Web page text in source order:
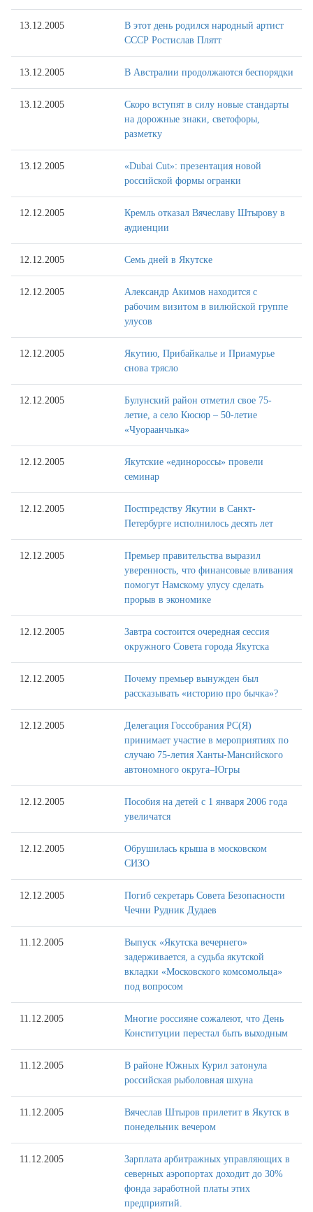
13.12.2005
В этот день родился народный артист
СССР Ростислав Плятт
13.12.2005 В Австралии продолжаются беспорядки
13.12.2005
Скоро вступят в силу новые стандарты
на дорожные знаки, светофоры,
разметку
13.12.2005
«Dubai Cut»: презентация новой
российской формы огранки
12.12.2005
Кремль отказал Вячеславу Штырову в
аудиенции
12.12.2005 Семь дней в Якутске
12.12.2005
Александр Акимов находится с
рабочим визитом в вилюйской группе
улусов
12.12.2005
Якутию, Прибайкалье и Приамурье
снова трясло
12.12.2005
Булунский район отметил свое 75-
летие, а село Кюсюр – 50-летие
«Чуораанчыка»
12.12.2005
Якутские «единороссы» провели
семинар
12.12.2005
Постпредству Якутии в Санкт-
Петербурге исполнилось десять лет
12.12.2005
Премьер правительства выразил
уверенность, что финансовые вливания
помогут Намскому улусу сделать
прорыв в экономике
12.12.2005
Завтра состоится очередная сессия
окружного Совета города Якутска
12.12.2005
Почему премьер вынужден был
рассказывать «историю про бычка»?
12.12.2005
Делегация Госсобрания РС(Я)
принимает участие в мероприятиях по
случаю 75-летия Ханты-Мансийского
автономного округа–Югры
12.12.2005
Пособия на детей с 1 января 2006 года
увеличатся
12.12.2005
Обрушилась крыша в московском
СИЗО
12.12.2005
Погиб секретарь Совета Безопасности
Чечни Рудник Дудаев
11.12.2005
Выпуск «Якутска вечернего»
задерживается, а судьба якутской
вкладки «Московского комсомольца»
под вопросом
11.12.2005
Многие россияне сожалеют, что День
Конституции перестал быть выходным
11.12.2005
В районе Южных Курил затонула
российская рыболовная шхуна
11.12.2005
Вячеслав Штыров прилетит в Якутск в
понедельник вечером
11.12.2005
Зарплата арбитражных управляющих в
северных аэропортах доходит до 30%
фонда заработной платы этих
предприятий.